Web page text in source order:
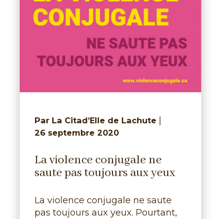
Par La Citad’Elle de Lachute
26 septembre 2020
La violence conjugale ne
saute pas toujours aux yeux
La violence conjugale ne saute
pas toujours aux yeux. Pourtant,